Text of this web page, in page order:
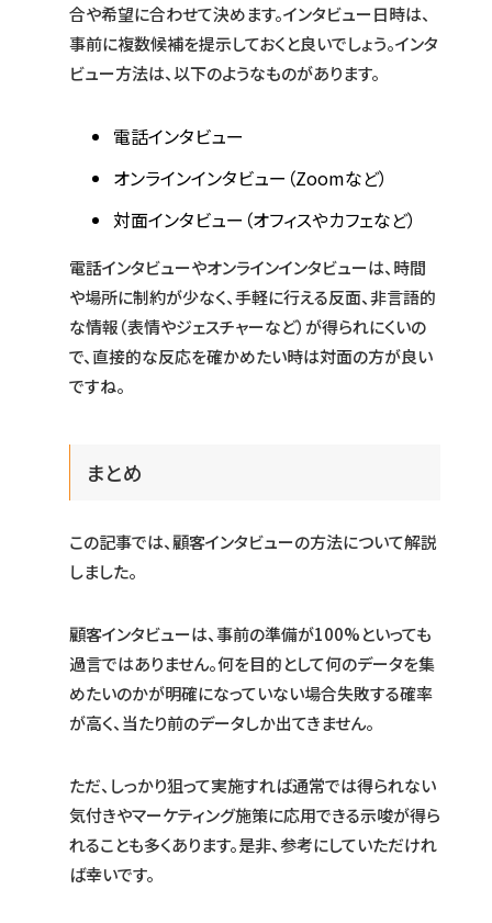
合や希望に合わせて決めます。インタビュー日時は、
事前に複数候補を提示しておくと良いでしょう。インタ
ビュー方法は、以下のようなものがあります。
電話インタビュー
オンラインインタビュー（Zoomなど）
対面インタビュー（オフィスやカフェなど）
電話インタビューやオンラインインタビューは、時間
や場所に制約が少なく、手軽に行える反面、非言語的
な情報（表情やジェスチャーなど）が得られにくいの
で、直接的な反応を確かめたい時は対面の方が良い
ですね。
まとめ
この記事では、顧客インタビューの方法について解説
しました。
顧客インタビューは、事前の準備が100%といっても
過言ではありません。何を目的として何のデータを集
めたいのかが明確になっていない場合失敗する確率
が高く、当たり前のデータしか出てきません。
ただ、しっかり狙って実施すれば通常では得られない
気付きやマーケティング施策に応用できる示唆が得ら
れることも多くあります。是非、参考にしていただけれ
ば幸いです。